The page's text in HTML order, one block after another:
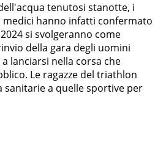
tenutosi stanotte, i
hanno infatti confermato
si svolgeranno come
della gara degli uomini
lanciarsi nella corsa che
Le ragazze del triathlon
a quelle sportive per